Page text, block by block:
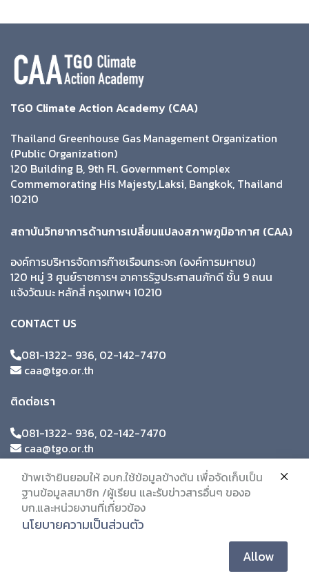
TGO Climate Action Academy (CAA)
Thailand Greenhouse Gas Management Organization
(Public Organization)
120 Building B, 9th Fl. Government Complex
Commemorating His Majesty,Laksi, Bangkok, Thailand
10210
สถาบันวิทยาการด้านการเปลี่ยนแปลงสภาพภูมิอากาศ (CAA)
องค์การบริหารจัดการก๊าซเรือนกระจก (องค์การมหาชน)
120 หมู่ 3 ศูนย์ราชการฯ อาคารรัฐประศาสนภักดี ชั้น 9 ถนน
แจ้งวัฒนะ หลักสี่ กรุงเทพฯ 10210
CONTACT US
081-1322- 936, 02-142-7470
caa@tgo.or.th
ติดต่อเรา
081-1322- 936, 02-142-7470
caa@tgo.or.th
ข้าพเจ้ายินยอมให้ อบก.ใช้ข้อมูลข้างต้น เพื่อจัดเก็บเป็น
ฐานข้อมูลสมาชิก /ผู้เรียน และรับข่าวสารอื่นๆ ของอ
บก.และหน่วยงานที่เกี่ยวข้อง
นโยบายความเป็นส่วนตัว
Allow